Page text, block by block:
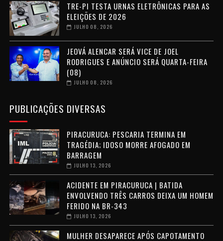
TRE-PI TESTA URNAS ELETRÔNICAS PARA AS
ELEIÇÕES DE 2026
JULHO 08, 2026
JEOVÁ ALENCAR SERÁ VICE DE JOEL
RODRIGUES E ANÚNCIO SERÁ QUARTA-FEIRA
(08)
JULHO 08, 2026
PUBLICAÇÕES DIVERSAS
PIRACURUCA: PESCARIA TERMINA EM
TRAGÉDIA; IDOSO MORRE AFOGADO EM
BARRAGEM
JULHO 13, 2026
ACIDENTE EM PIRACURUCA | BATIDA
ENVOLVENDO TRÊS CARROS DEIXA UM HOMEM
FERIDO NA BR-343
JULHO 13, 2026
MULHER DESAPARECE APÓS CAPOTAMENTO